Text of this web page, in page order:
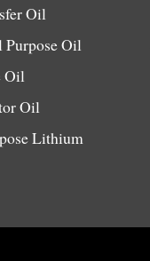
Oil
Purpose Oil
Oil
Oil
Lithium